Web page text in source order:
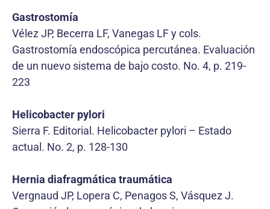
Gastrostomía
Vélez JP, Becerra LF, Vanegas LF y cols.
Gastrostomía endoscópica percutánea. Evaluación
de un nuevo sistema de bajo costo. No. 4, p. 219-
223
Helicobacter pylori
Sierra F. Editorial. Helicobacter pylori – Estado
actual. No. 2, p. 128-130
Hernia diafragmática traumática
Vergnaud JP, Lopera C, Penagos S, Vásquez J.